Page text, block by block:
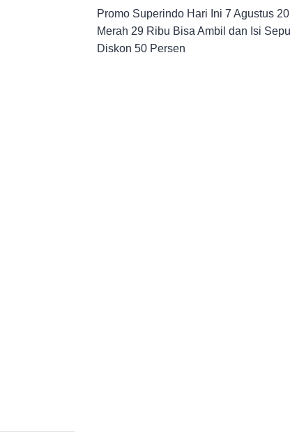
Promo Superindo Hari Ini 7 Agustus
Merah 29 Ribu Bisa Ambil dan Isi
Diskon 50 Persen